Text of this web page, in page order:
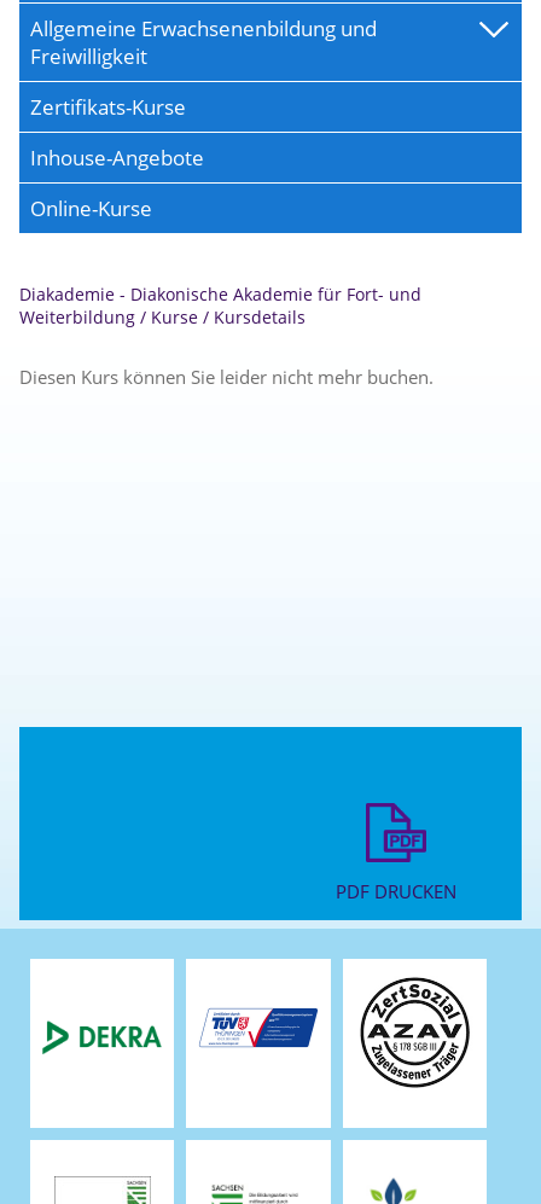
Allgemeine Erwachsenenbildung und
Freiwilligkeit
Zertifikats-Kurse
Inhouse-Angebote
Online-Kurse
Diakademie - Diakonische Akademie für Fort- und
Weiterbildung / Kurse / Kursdetails
Diesen Kurs können Sie leider nicht mehr buchen.
PDF DRUCKEN